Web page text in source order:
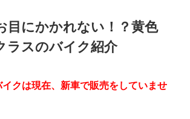
目にかかれない！？黄色
ラスのバイク紹介
クは現在、新車で販売をしていませ